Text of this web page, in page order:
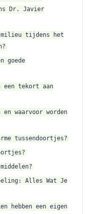
Dr. Javier
milieu tijdens het
goede
een tekort aan
waarvoor worden
tussendoortjes?
Alles Wat Je
hebben een eigen